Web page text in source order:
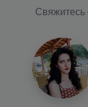
Свяжитесь